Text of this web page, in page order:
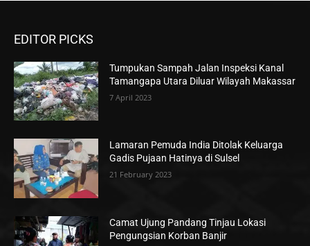
EDITOR PICKS
Tumpukan Sampah Jalan Inspeksi Kanal
Tamangapa Utara Diluar Wilayah Makassar
7 April 2023
Lamaran Pemuda India Ditolak Keluarga
Gadis Pujaan Hatinya di Sulsel
21 February 2023
Camat Ujung Pandang Tinjau Lokasi
Pengungsian Korban Banjir